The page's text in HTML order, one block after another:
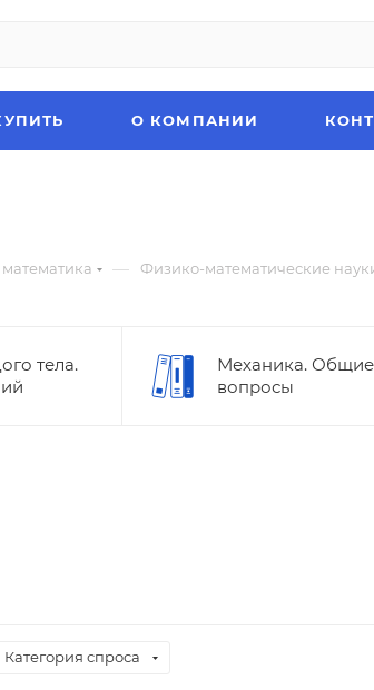
О КОМПАНИИ
— Физико-математические
тела.
Механика. Общие
вопросы
Категория спроса